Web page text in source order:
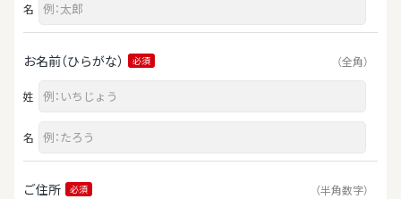
名
お名前（ひらがな） 必須 （全角）
姓
名
ご住所 必須 （半角数字）